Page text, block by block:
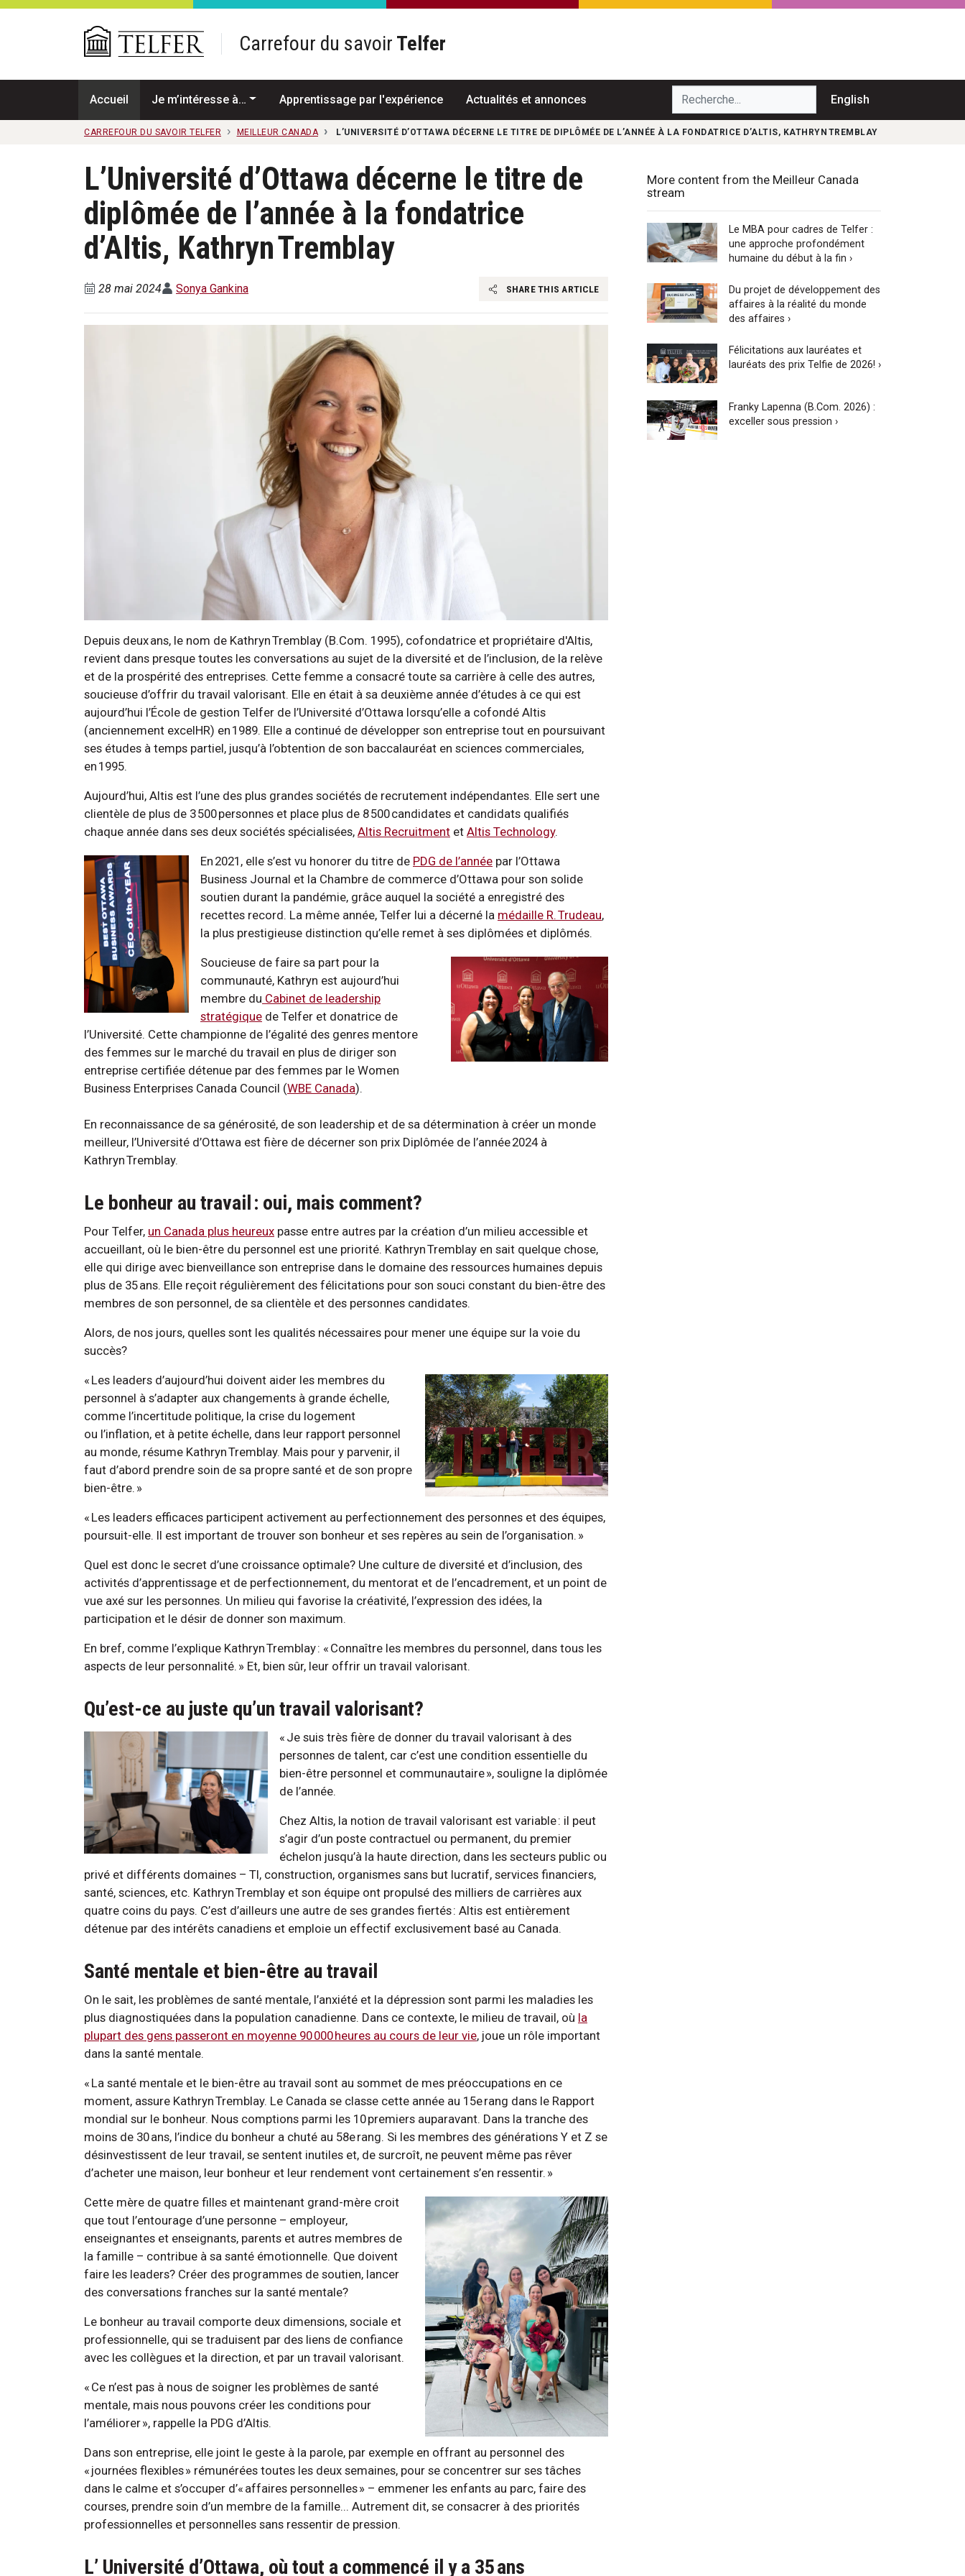
Passer au contenu principal
Carrefour du savoir Telfer
Accueil Je m’intéresse à… Apprentissage par l'expérience Actualités et annonces Recherche... English
CARREFOUR DU SAVOIR TELFER MEILLEUR CANADA L’UNIVERSITÉ D’OTTAWA DÉCERNE LE TITRE DE DIPLÔMÉE DE L’ANNÉE À LA FONDATRICE D’ALTIS, KATHRYN TREMBLAY
L’Université d’Ottawa décerne le titre de
diplômée de l’année à la fondatrice
d’Altis, Kathryn Tremblay
28 mai 2024 Sonya Gankina SHARE THIS ARTICLE
Depuis deux ans, le nom de Kathryn Tremblay (B.Com. 1995), cofondatrice et propriétaire d'Altis,
revient dans presque toutes les conversations au sujet de la diversité et de l’inclusion, de la relève
et de la prospérité des entreprises. Cette femme a consacré toute sa carrière à celle des autres,
soucieuse d’offrir du travail valorisant. Elle en était à sa deuxième année d’études à ce qui est
aujourd’hui l’École de gestion Telfer de l’Université d’Ottawa lorsqu’elle a cofondé Altis
(anciennement excelHR) en 1989. Elle a continué de développer son entreprise tout en poursuivant
ses études à temps partiel, jusqu’à l’obtention de son baccalauréat en sciences commerciales,
en 1995.
Aujourd’hui, Altis est l’une des plus grandes sociétés de recrutement indépendantes. Elle sert une
clientèle de plus de 3 500 personnes et place plus de 8 500 candidates et candidats qualifiés
chaque année dans ses deux sociétés spécialisées, Altis Recruitment et Altis Technology.
En 2021, elle s’est vu honorer du titre de PDG de l’année par l’Ottawa
Business Journal et la Chambre de commerce d’Ottawa pour son solide
soutien durant la pandémie, grâce auquel la société a enregistré des
recettes record. La même année, Telfer lui a décerné la médaille R. Trudeau,
la plus prestigieuse distinction qu’elle remet à ses diplômées et diplômés.
Soucieuse de faire sa part pour la
communauté, Kathryn est aujourd’hui
membre du Cabinet de leadership
stratégique de Telfer et donatrice de
l’Université. Cette championne de l’égalité des genres mentore
des femmes sur le marché du travail en plus de diriger son
entreprise certifiée détenue par des femmes par le Women
Business Enterprises Canada Council (WBE Canada).
En reconnaissance de sa générosité, de son leadership et de sa détermination à créer un monde
meilleur, l’Université d’Ottawa est fière de décerner son prix Diplômée de l’année 2024 à
Kathryn Tremblay.
Le bonheur au travail : oui, mais comment?
Pour Telfer, un Canada plus heureux passe entre autres par la création d’un milieu accessible et
accueillant, où le bien-être du personnel est une priorité. Kathryn Tremblay en sait quelque chose,
elle qui dirige avec bienveillance son entreprise dans le domaine des ressources humaines depuis
plus de 35 ans. Elle reçoit régulièrement des félicitations pour son souci constant du bien-être des
membres de son personnel, de sa clientèle et des personnes candidates.
Alors, de nos jours, quelles sont les qualités nécessaires pour mener une équipe sur la voie du
succès?
« Les leaders d’aujourd’hui doivent aider les membres du
personnel à s’adapter aux changements à grande échelle,
comme l’incertitude politique, la crise du logement
ou l’inflation, et à petite échelle, dans leur rapport personnel
au monde, résume Kathryn Tremblay. Mais pour y parvenir, il
faut d’abord prendre soin de sa propre santé et de son propre
bien-être. »
« Les leaders efficaces participent activement au perfectionnement des personnes et des équipes,
poursuit-elle. Il est important de trouver son bonheur et ses repères au sein de l’organisation. »
Quel est donc le secret d’une croissance optimale? Une culture de diversité et d’inclusion, des
activités d’apprentissage et de perfectionnement, du mentorat et de l’encadrement, et un point de
vue axé sur les personnes. Un milieu qui favorise la créativité, l’expression des idées, la
participation et le désir de donner son maximum.
En bref, comme l’explique Kathryn Tremblay : « Connaître les membres du personnel, dans tous les
aspects de leur personnalité. » Et, bien sûr, leur offrir un travail valorisant.
Qu’est-ce au juste qu’un travail valorisant?
« Je suis très fière de donner du travail valorisant à des
personnes de talent, car c’est une condition essentielle du
bien-être personnel et communautaire », souligne la diplômée
de l’année.
Chez Altis, la notion de travail valorisant est variable : il peut
s’agir d’un poste contractuel ou permanent, du premier
échelon jusqu’à la haute direction, dans les secteurs public ou
privé et différents domaines – TI, construction, organismes sans but lucratif, services financiers,
santé, sciences, etc. Kathryn Tremblay et son équipe ont propulsé des milliers de carrières aux
quatre coins du pays. C’est d’ailleurs une autre de ses grandes fiertés : Altis est entièrement
détenue par des intérêts canadiens et emploie un effectif exclusivement basé au Canada.
Santé mentale et bien-être au travail
On le sait, les problèmes de santé mentale, l’anxiété et la dépression sont parmi les maladies les
plus diagnostiquées dans la population canadienne. Dans ce contexte, le milieu de travail, où la
plupart des gens passeront en moyenne 90 000 heures au cours de leur vie, joue un rôle important
dans la santé mentale.
« La santé mentale et le bien-être au travail sont au sommet de mes préoccupations en ce
moment, assure Kathryn Tremblay. Le Canada se classe cette année au 15e rang dans le Rapport
mondial sur le bonheur. Nous comptions parmi les 10 premiers auparavant. Dans la tranche des
moins de 30 ans, l’indice du bonheur a chuté au 58e rang. Si les membres des générations Y et Z se
désinvestissent de leur travail, se sentent inutiles et, de surcroît, ne peuvent même pas rêver
d’acheter une maison, leur bonheur et leur rendement vont certainement s’en ressentir. »
Cette mère de quatre filles et maintenant grand-mère croit
que tout l’entourage d’une personne – employeur,
enseignantes et enseignants, parents et autres membres de
la famille – contribue à sa santé émotionnelle. Que doivent
faire les leaders? Créer des programmes de soutien, lancer
des conversations franches sur la santé mentale?
Le bonheur au travail comporte deux dimensions, sociale et
professionnelle, qui se traduisent par des liens de confiance
avec les collègues et la direction, et par un travail valorisant.
« Ce n’est pas à nous de soigner les problèmes de santé
mentale, mais nous pouvons créer les conditions pour
l’améliorer », rappelle la PDG d’Altis.
Dans son entreprise, elle joint le geste à la parole, par exemple en offrant au personnel des
« journées flexibles » rémunérées toutes les deux semaines, pour se concentrer sur ses tâches
dans le calme et s’occuper d’« affaires personnelles » – emmener les enfants au parc, faire des
courses, prendre soin d’un membre de la famille... Autrement dit, se consacrer à des priorités
professionnelles et personnelles sans ressentir de pression.
L’ Université d’Ottawa, où tout a commencé il y a 35 ans
More content from the Meilleur Canada
stream
Le MBA pour cadres de Telfer :
une approche profondément
humaine du début à la fin ›
Du projet de développement des
affaires à la réalité du monde
des affaires ›
Félicitations aux lauréates et
lauréats des prix Telfie de 2026! ›
Franky Lapenna (B.Com. 2026) :
exceller sous pression ›